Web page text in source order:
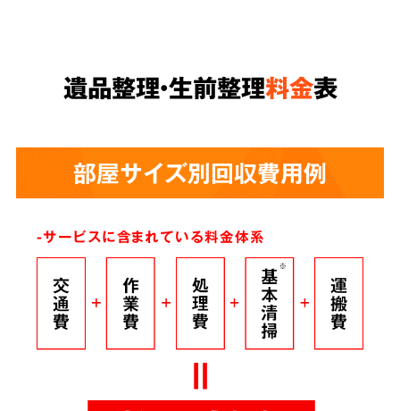
遺品整理・生前整理料金表
部屋サイズ別回収費用例
-サービスに含まれている料金体系